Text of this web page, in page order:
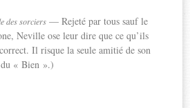
des sorciers — Rejeté par tous sauf le
Neville ose leur dire que ce qu’ils
Il risque la seule amitié de son
du « Bien ».)